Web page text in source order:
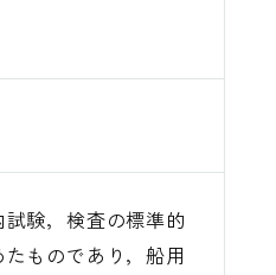
験，検査の標準的
ものであり，船用